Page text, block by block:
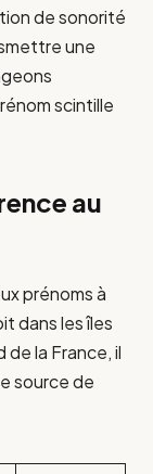
de sonorité
une
scintille
au
prénoms à
dans les îles
de la France, il
source de